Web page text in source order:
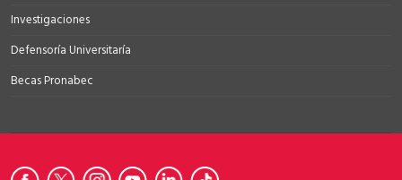
Investigaciones
Defensoría Universitaría
Becas Pronabec